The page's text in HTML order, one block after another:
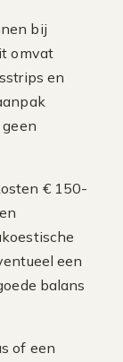
bij
omvat
en
€ 150-
een
balans
of een